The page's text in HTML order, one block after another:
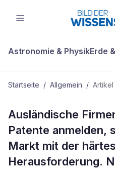
Astronomie & PhysikErde
Startseite / Allgemein / Artikel
Ausländische
Ausländische
Patente anmelden,
Markt mit der
Herausforderung.